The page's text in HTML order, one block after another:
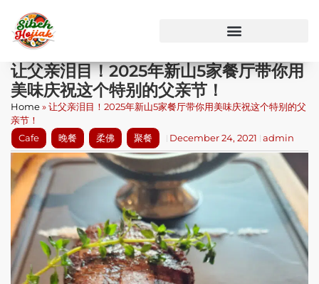
让父亲泪目！2025年新山5家餐厅带你用
美味庆祝这个特别的父亲节！
Home»让父亲泪目！2025年新山5家餐厅带你用美味庆祝这个特别的父
亲节！
Cafe
晚餐 柔佛 聚餐 December 24, 2021 admin